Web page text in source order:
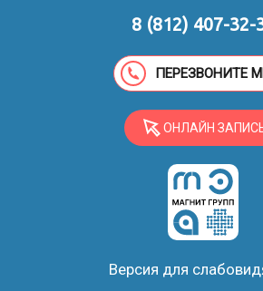
8 (812) 407-32-
ПЕРЕЗВОНИТЕ
ОНЛАЙН
Версия для